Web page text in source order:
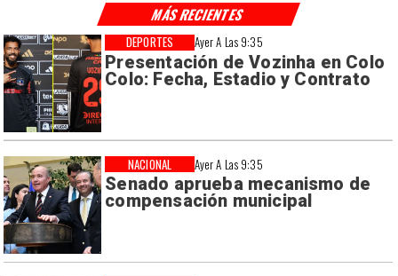
Ayer A Las 9:35
Presentación de Vozinha en Colo
Colo: Fecha, Estadio y Contrato
DEPORTES
Ayer A Las 9:35
Senado aprueba mecanismo de
compensación municipal
NACIONAL
MÁS RECIENTES